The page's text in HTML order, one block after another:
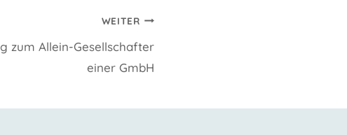
WEITER
zum Allein-Gesellschafter
einer GmbH